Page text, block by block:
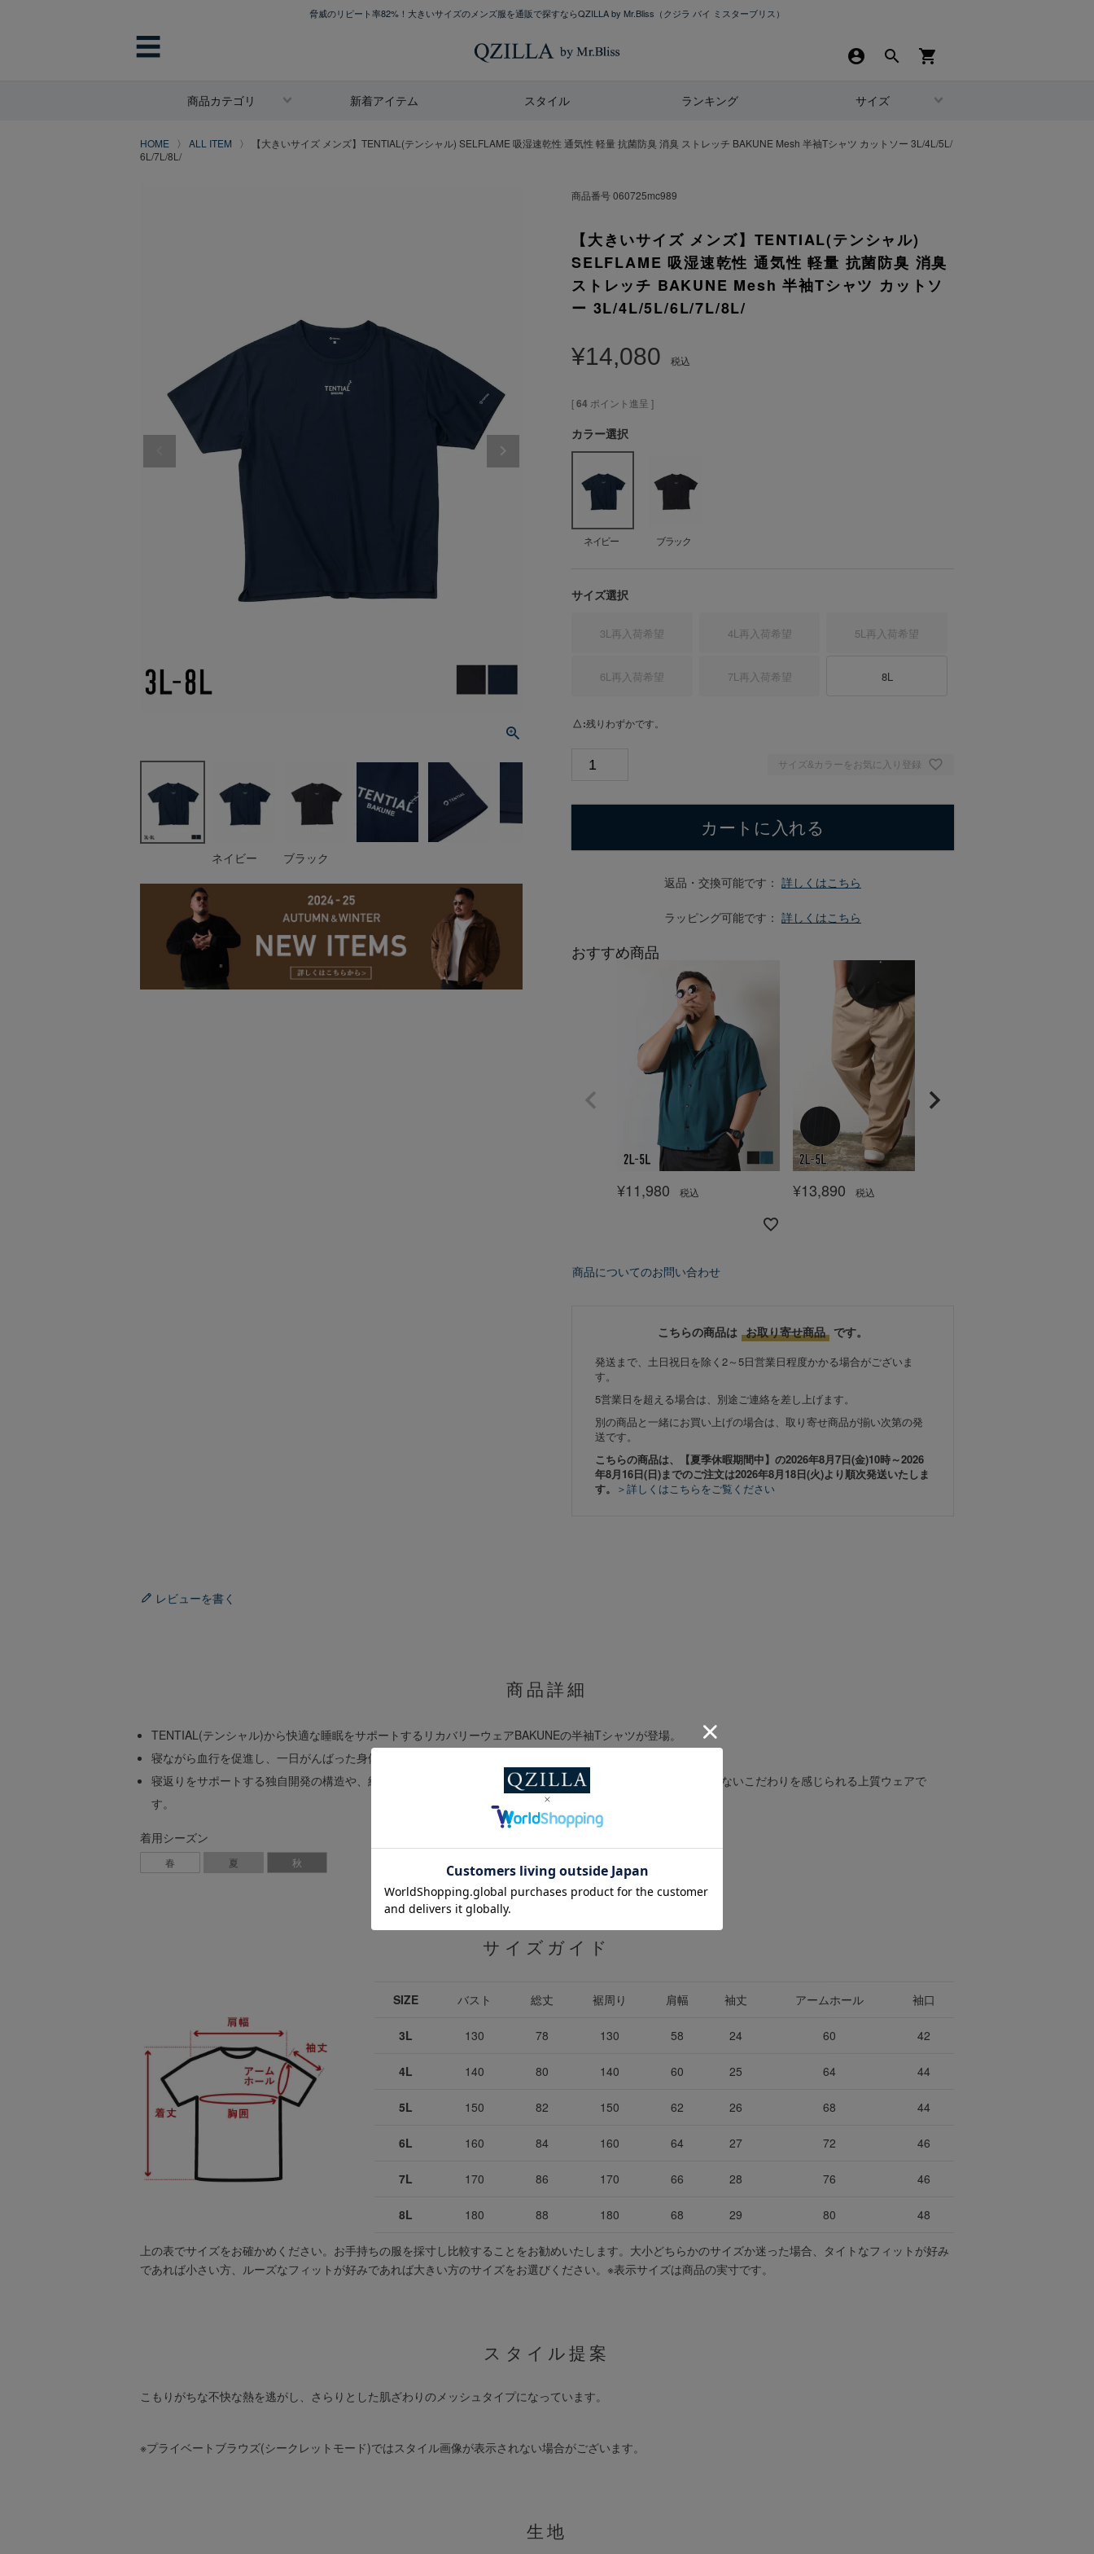
脅威のリピート率82%！大きいサイズのメンズ服を通販で探すならQZILLA by Mr.Bliss （クジラ バイ ミスターブリス）
☰ shopping_cart
search
account_circle
商品カテゴリ 新着アイテム スタイル ランキング サイズ
HOME ALL ITEM
【大きいサイズ メンズ】TENTIAL(テンシャル) SELFLAME 吸湿速乾性 通気性 軽量 抗菌防臭 消臭 ストレッチ BAKUNE Mesh 半袖Tシャツ カットソー 3L/4L/5L/
6L/7L/8L/
ネイビー ブラック
商品番号060725mc989
【大きいサイズ メンズ】TENTIAL(テンシャル)
SELFLAME 吸湿速乾性 通気性 軽量 抗菌防臭 消臭
ストレッチ BAKUNE Mesh 半袖Tシャツ カットソ
ー 3L/4L/5L/6L/7L/8L/
¥14,080 税込
[64 ポイント進呈 ]
カラー選択
ネイビー ブラック
サイズ選択
3L再入荷希望 4L再入荷希望 5L再入荷希望
6L再入荷希望 7L再入荷希望 8L
△ 残りわずかです。
サイズ&カラーをお気に入り登録
カートに入れる
返品・交換可能です： 詳しくはこちら
ラッピング可能です： 詳しくはこちら
おすすめ商品
¥11,980 税込 ¥13,890 税込
商品についてのお問い合わせ
こちらの商品は お取り寄せ商品 です。
発送まで、土日祝日を除く2～5日営業日程度かかる場合がございま
す。
5営業日を超える場合は、別途ご連絡を差し上げます。
別の商品と一緒にお買い上げの場合は、取り寄せ商品が揃い次第の発
送です。
こちらの商品は、【夏季休暇期間中】の2026年8月7日(金)10時～2026
年8月16日(日)までのご注文は2026年8月18日(火)より順次発送いたしま
す。 ＞詳しくはこちらをご覧ください
レビューを書く
商品詳細
TENTIAL(テンシャル)から快適な睡眠をサポートするリカバリーウェアBAKUNEの半袖Tシャツが登場。
寝ながら血行を促進し、一日がんばった身体をリカバリーする特殊機能繊維「SELFLAME」を使用。
寝返りをサポートする独自開発の構造や、締め付け感のないゆったりとした着用感など、細部にわたり、ゆるぎないこだわりを感じられる上質ウェアで
す。
着用シーズン
春 夏 秋
サイズガイド
SIZE バスト 総丈 裾周り 肩幅 袖丈 アームホール 袖口
3L 130 78 130 58 24 60 42
4L 140 80 140 60 25 64 44
5L 150 82 150 62 26 68 44
6L 160 84 160 64 27 72 46
7L 170 86 170 66 28 76 46
8L 180 88 180 68 29 80 48
上の表でサイズをお確かめください。お手持ちの服を採寸し比較することをお勧めいたします。大小どちらかのサイズか迷った場合、タイトなフィットが好み
であれば小さい方、ルーズなフィットが好みであれば大きい方のサイズをお選びください。 ※表示サイズは商品の実寸です。
スタイル提案
こもりがちな不快な熱を逃がし、さらりとした肌ざわりのメッシュタイプになっています。
※プライベートブラウズ(シークレットモード)ではスタイル画像が表示されない場合がございます。
生地